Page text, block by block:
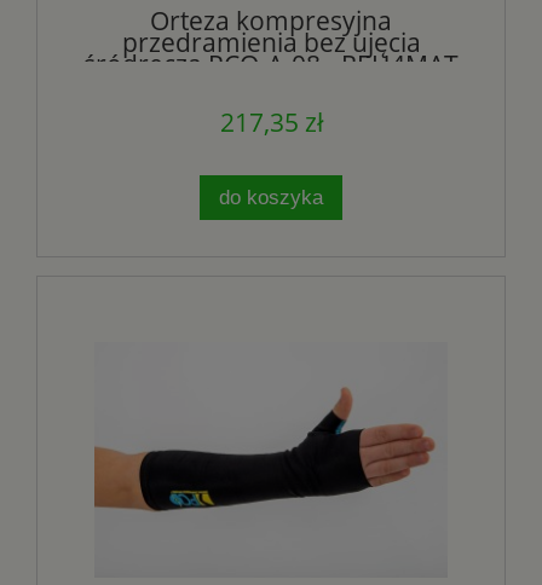
Orteza kompresyjna
przedramienia bez ujęcia
śródręcza PCO-A-08 - REH4MAT
217,35 zł
do koszyka